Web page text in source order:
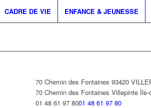
CADRE DE VIE ENFANCE & JEUNESSE
70 Chemin des Fontaines 93420
70 Chemin des Fontaines Villepinte Île-
01 48 61 97 8001 48 61 97 80